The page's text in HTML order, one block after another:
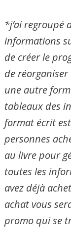
*j’ai regroupé
informations
de créer le
de
une autre
tableaux des
format écrit
personnes
au livre pour
toutes les
avez déjà
achat vous
promo qui se